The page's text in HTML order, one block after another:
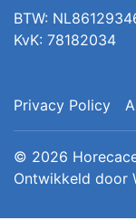
BTW:
KvK: 78182034
Privacy Policy
© 2026
Ontwikkeld door